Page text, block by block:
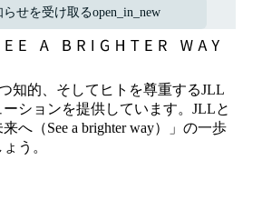
らせを受け取るopen_in_new
知的、そしてヒトを尊重するJLL
ションを提供しています。JLLと
へ（See a brighter way）」の一歩
う。